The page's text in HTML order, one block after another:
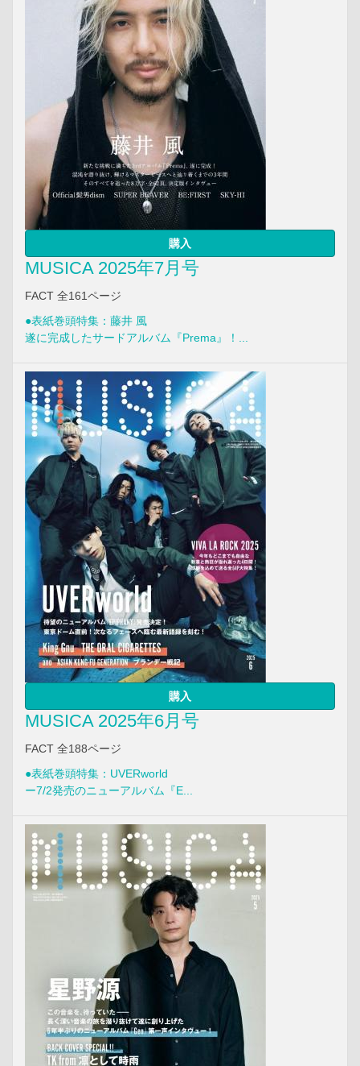
購入
MUSICA 2025年7月号
FACT 全161ページ
●表紙巻頭特集：藤井 風
遂に完成したサードアルバム『Prema』！...
購入
MUSICA 2025年6月号
FACT 全188ページ
●表紙巻頭特集：UVERworld
ー7/2発売のニューアルバム『E...